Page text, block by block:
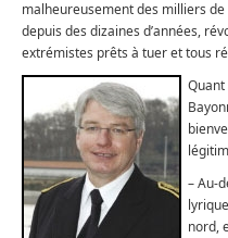
malheureusement des milliers
depuis des dizaines d’années,
extrémistes prêts à tuer et tous
– Au-
nord,